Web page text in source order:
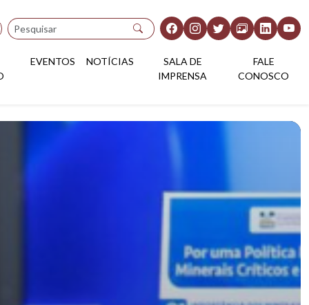
Pesquisar
EVENTOS NOTÍCIAS
SALA DE
IMPRENSA
FALE
CONOSCO